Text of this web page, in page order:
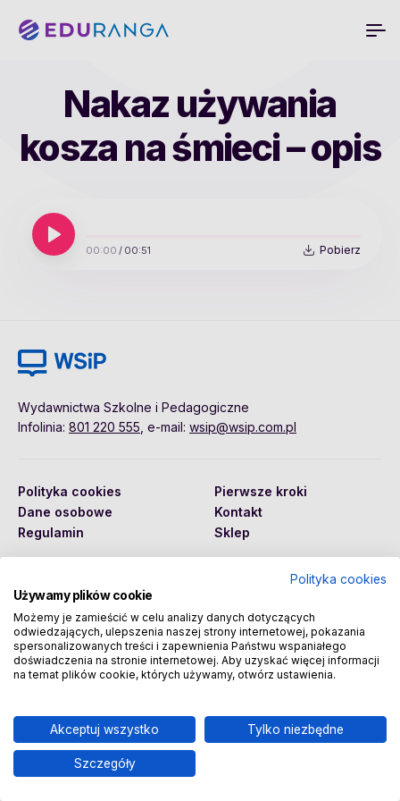
Nakaz używania
kosza na śmieci – opis
00:00 / 00:51 Pobierz
Wydawnictwa Szkolne i Pedagogiczne
Infolinia: 801 220 555 , e-mail: wsip@wsip.com.pl
Polityka cookies
Dane osobowe
Regulamin
Pierwsze kroki
Kontakt
Sklep
Copyright © 2026 Wydawnictwa Szkolne i Pedagogiczne
Spółka Akcyjna
Polityka cookies
Używamy plików cookie
Możemy je zamieścić w celu analizy danych dotyczących
odwiedzających, ulepszenia naszej strony internetowej, pokazania
spersonalizowanych treści i zapewnienia Państwu wspaniałego
doświadczenia na stronie internetowej. Aby uzyskać więcej informacji
na temat plików cookie, których używamy, otwórz ustawienia.
Akceptuj wszystko Tylko niezbędne
Szczegóły